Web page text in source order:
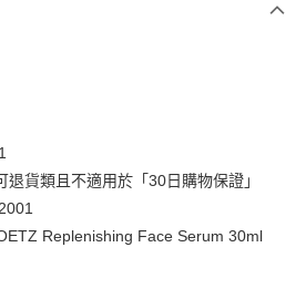
貨類且不適用於「30日購物保證」
Replenishing Face Serum 30ml